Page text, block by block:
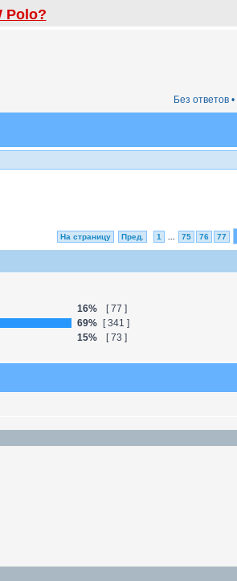
Polo?
Без ответов •
На страницу Пред. 1 75 76 77
16%
[ 77 ]
69%
[ 341 ]
15% [ 73 ]